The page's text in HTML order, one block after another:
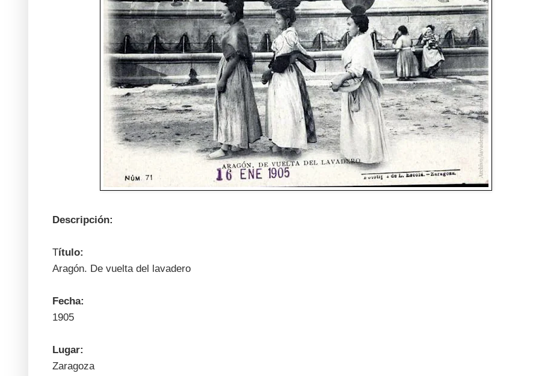
Descripción:
Título:
Aragón. De vuelta del lavadero
Fecha:
1905
Lugar:
Zaragoza